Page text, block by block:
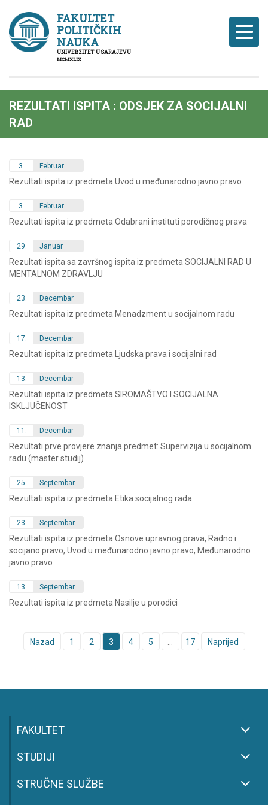
FAKULTET
POLITIČKIH
NAUKA
UNIVERZITET U SARAJEVU
MCMXLIX
REZULTATI ISPITA : ODSJEK ZA SOCIJALNI
RAD
3. Februar
Rezultati ispita iz predmeta Uvod u međunarodno javno pravo
3. Februar
Rezultati ispita iz predmeta Odabrani instituti porodičnog prava
29. Januar
Rezultati ispita sa završnog ispita iz predmeta SOCIJALNI RAD U
MENTALNOM ZDRAVLJU
23. Decembar
Rezultati ispita iz predmeta Menadzment u socijalnom radu
17. Decembar
Rezultati ispita iz predmeta Ljudska prava i socijalni rad
13. Decembar
Rezultati ispita iz predmeta SIROMAŠTVO I SOCIJALNA
ISKLJUČENOST
11. Decembar
Rezultati prve provjere znanja predmet: Supervizija u socijalnom
radu (master studij)
25. Septembar
Rezultati ispita iz predmeta Etika socijalnog rada
23. Septembar
Rezultati ispita iz predmeta Osnove upravnog prava, Radno i
socijano pravo, Uvod u međunarodno javno pravo, Međunarodno
javno pravo
13. Septembar
Rezultati ispita iz predmeta Nasilje u porodici
PostsNazad 1 2 3 4 5 17 Naprijed
FAKULTET
STUDIJI
STRUČNE SLUŽBE